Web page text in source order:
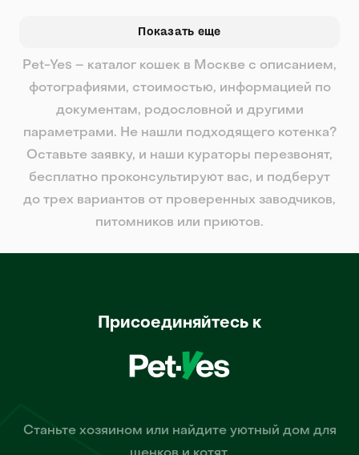
Показать еще
Pet-Yes – каталог кошек в Москве с описанием,
фотографиями, стоимостью, информацией по
документам, родословной и другими
параметрами. Не нашли подходящего котенка?
Оставьте заявку, и наши кураторы перезвонят,
бесплатно проконсультируют вас, и подберут
до трех вариантов от проверенных заводчиков,
питомников или приютов.
Присоединяйтесь к
Станьте хозяином или найдите уютный дом для